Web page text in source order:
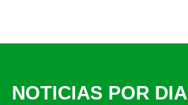
NOTICIAS POR DIA